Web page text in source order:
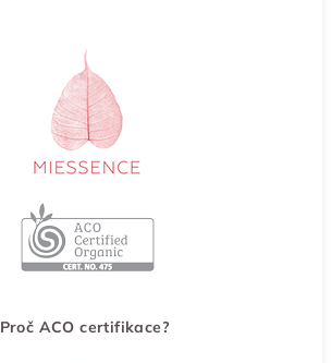
Proč ACO certifikace?